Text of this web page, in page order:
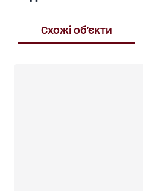
представництво, офіс,
Схожі об'єкти